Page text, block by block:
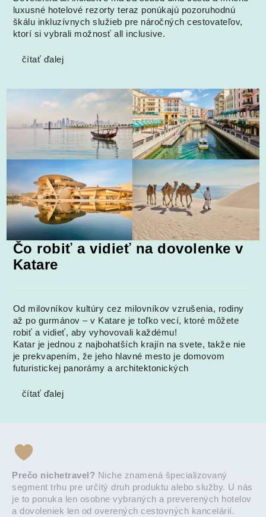
luxusné hotelové rezorty teraz ponúkajú pozoruhodnú
škálu inkluzívnych služieb pre náročných cestovateľov,
ktorí si vybrali možnosť all inclusive.
čítať ďalej
Čo robiť a vidieť na dovolenke v
Katare
Od milovníkov kultúry cez milovníkov vzrušenia, rodiny
až po gurmánov – v Katare je toľko vecí, ktoré môžete
robiť a vidieť, aby vyhovovali každému!
Katar je jednou z najbohatších krajín na svete, takže nie
je prekvapením, že jeho hlavné mesto je domovom
futuristickej panorámy a architektonických
čítať ďalej
Prečo nichetravel? Niche znamená špecializovaný
segment trhu pre určitý druh produktu alebo služby. U nás
je to ponuka len osobne vybraných a preverených hotelov
a dovoleniek len od overených cestovných kancelárií.